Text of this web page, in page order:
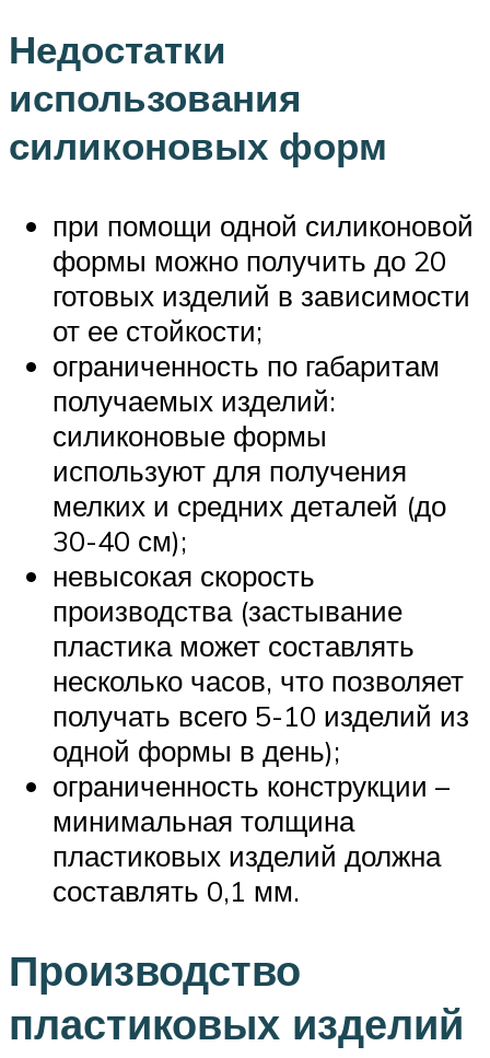
Недостатки
использования
силиконовых форм
при помощи одной силиконовой
формы можно получить до 20
готовых изделий в зависимости
от ее стойкости;
ограниченность по габаритам
получаемых изделий:
силиконовые формы
используют для получения
мелких и средних деталей (до
30-40 см);
невысокая скорость
производства (застывание
пластика может составлять
несколько часов, что позволяет
получать всего 5-10 изделий из
одной формы в день);
ограниченность конструкции –
минимальная толщина
пластиковых изделий должна
составлять 0,1 мм.
Производство
пластиковых изделий